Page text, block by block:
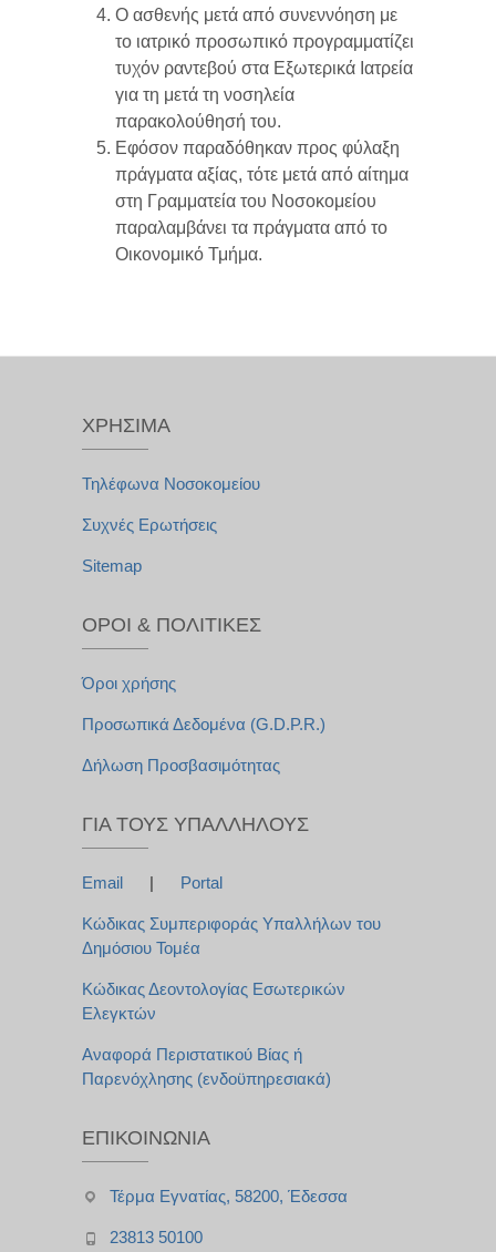
Ο ασθενής μετά από συνεννόηση με
το ιατρικό προσωπικό προγραμματίζει
τυχόν ραντεβού στα Εξωτερικά Ιατρεία
για τη μετά τη νοσηλεία
παρακολούθησή του.
Εφόσον παραδόθηκαν προς φύλαξη
πράγματα αξίας, τότε μετά από αίτημα
στη Γραμματεία του Νοσοκομείου
παραλαμβάνει τα πράγματα από το
Οικονομικό Τμήμα.
ΧΡΉΣΙΜΑ
Τηλέφωνα Νοσοκομείου
Συχνές Ερωτήσεις
Sitemap
ΌΡΟΙ & ΠΟΛΙΤΙΚΈΣ
Όροι χρήσης
Προσωπικά Δεδομένα (G.D.P.R.)
Δήλωση Προσβασιμότητας
ΓΙΑ ΤΟΥΣ ΥΠΑΛΛΉΛΟΥΣ
Email | Portal
Κώδικας Συμπεριφοράς Υπαλλήλων του
Δημόσιου Τομέα
Κώδικας Δεοντολογίας Εσωτερικών
Ελεγκτών
Αναφορά Περιστατικού Βίας ή
Παρενόχλησης (ενδοϋπηρεσιακά)
ΕΠΙΚΟΙΝΩΝΊΑ
Τέρμα Εγνατίας, 58200, Έδεσσα
23813 50100